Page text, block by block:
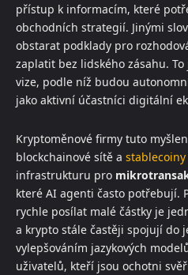
přístup k informacím, které
obchodních strategií. Jinými
obstarat podklady pro
zaplatit bez lidského zásahu.
vize, podle níž budou
jako aktivní účastníci digitální
Kryptoměnové firmy tuto
blockchainové sítě a stablecoiny
infrastrukturu pro
které AI agenti často potřebují.
rychle posílat malé částky je
a krypto stále častěji spojují do
vylepšováním jazykových
uživatelů, kteří jsou ochotni